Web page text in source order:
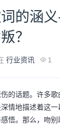
的涵义
？
行业资讯 1
的话题。许多
情地描述着这一
悟。那么，吻别